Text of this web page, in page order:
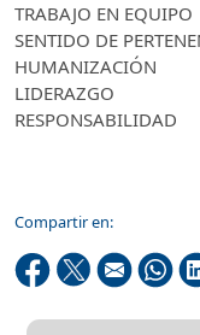
TRABAJO EN EQUIPO
SENTIDO DE
HUMANIZACIÓN
LIDERAZGO
RESPONSABILIDAD
Compartir en: